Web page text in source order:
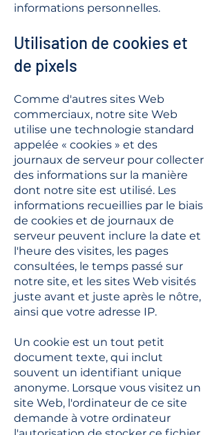
informations personnelles.
Utilisation de cookies et
de pixels
Comme d'autres sites Web
commerciaux, notre site Web
utilise une technologie standard
appelée « cookies » et des
journaux de serveur pour collecter
des informations sur la manière
dont notre site est utilisé. Les
informations recueillies par le biais
de cookies et de journaux de
serveur peuvent inclure la date et
l'heure des visites, les pages
consultées, le temps passé sur
notre site, et les sites Web visités
juste avant et juste après le nôtre,
ainsi que votre adresse IP.
Un cookie est un tout petit
document texte, qui inclut
souvent un identifiant unique
anonyme. Lorsque vous visitez un
site Web, l'ordinateur de ce site
demande à votre ordinateur